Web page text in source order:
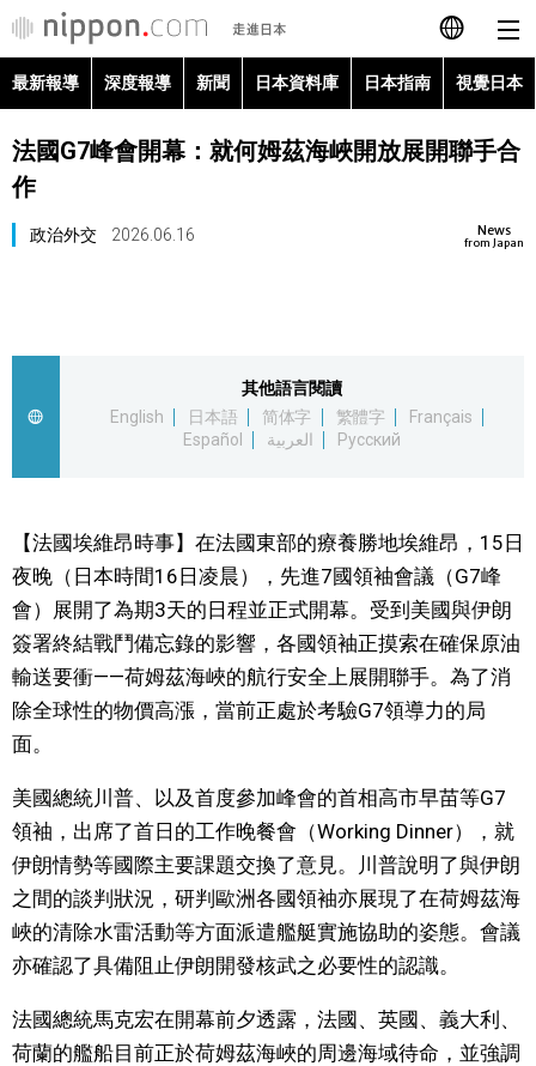
日本語
English
最新報導
視覺日本
臺灣香港
更多
日本入門
政治外交
社會
財經
最新報導 深度報導 新聞 日本資料庫 日本指南 視覺日本
法國G7峰會開幕：就何姆茲海峽開放展開聯手合
作
News
from Japan
政治外交 2026.06.16
其他語言閱讀
English
日本語 简体字 繁體字
Français
Español
العربية Русский
【法國埃維昂時事】在法國東部的療養勝地埃維昂，15日
夜晚（日本時間16日凌晨），先進7國領袖會議（G7峰
會）展開了為期3天的日程並正式開幕。受到美國與伊朗
簽署終結戰鬥備忘錄的影響，各國領袖正摸索在確保原油
輸送要衝——荷姆茲海峽的航行安全上展開聯手。為了消
除全球性的物價高漲，當前正處於考驗G7領導力的局
面。
美國總統川普、以及首度參加峰會的首相高市早苗等G7
領袖，出席了首日的工作晚餐會（Working Dinner），就
伊朗情勢等國際主要課題交換了意見。川普說明了與伊朗
之間的談判狀況，研判歐洲各國領袖亦展現了在荷姆茲海
峽的清除水雷活動等方面派遣艦艇實施協助的姿態。會議
亦確認了具備阻止伊朗開發核武之必要性的認識。
法國總統馬克宏在開幕前夕透露，法國、英國、義大利、
荷蘭的艦船目前正於荷姆茲海峽的周邊海域待命，並強調